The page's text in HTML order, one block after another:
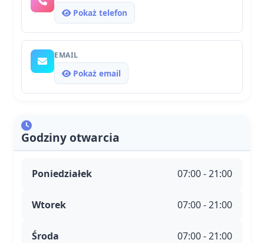
Pokaż telefon
EMAIL
Pokaż email
Godziny otwarcia
Poniedziałek 07:00 - 21:00
Wtorek 07:00 - 21:00
Środa 07:00 - 21:00